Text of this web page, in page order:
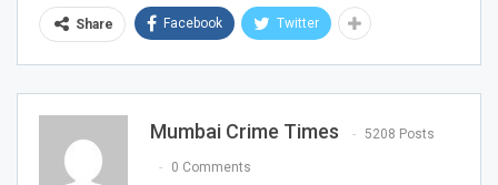
Share Facebook Twitter
Mumbai Crime Times 5208 Posts
0 Comments